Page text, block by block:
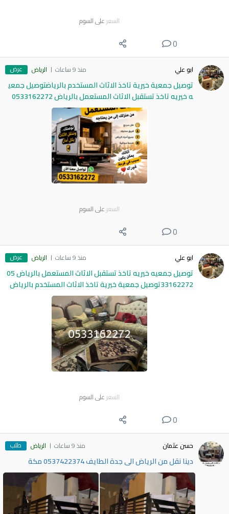
السعر على السوم
0
ابو علي منذ 9 ساعات الرياض عرض
توصيل جمعية خيرية تاخذ الاثاث المستخدم بالرياضتوصيل جمعي
ه خيريه تاخذ تستقبل الاثاث المستعمل بالرياض 0533162272
السعر على السوم
0
ابو علي منذ 9 ساعات الرياض عرض
توصيل جمعيه خيريه تاخذ تستقبل الاثاث المستعمل بالرياض 05
33162272توصيل جمعية خيرية تاخذ الاثاث المستخدم بالرياض
السعر على السوم
0
حسن عثمان منذ 9 ساعات الرياض طلب
دينا نقل من الرياض الى جدة الطايف 0537422374 مكة